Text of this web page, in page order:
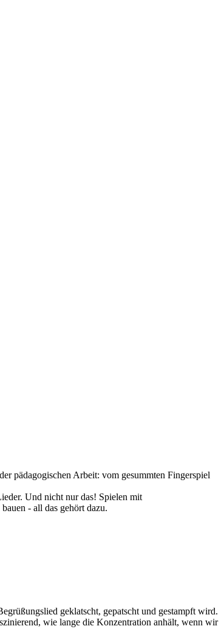
pädagogischen Arbeit: vom gesummten Fingerspiel
Und nicht nur das! Spielen mit
- all das gehört dazu.
geklatscht, gepatscht und gestampft wird.
wie lange die Konzentration anhält, wenn wir